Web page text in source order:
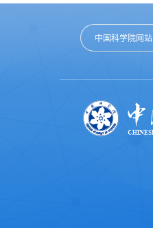
中国科学院网站